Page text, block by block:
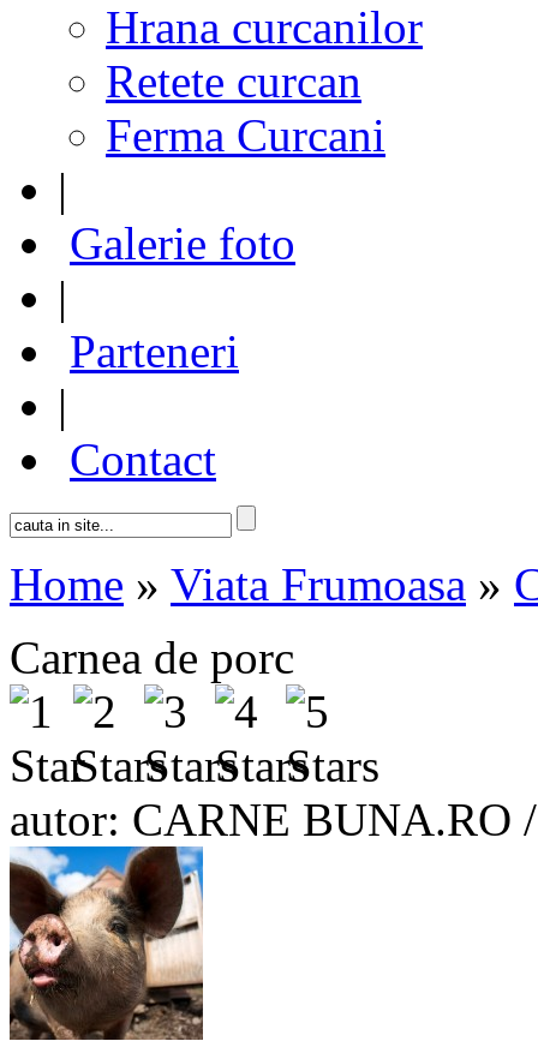
Hrana curcanilor
Retete curcan
Ferma Curcani
|
Galerie foto
|
Parteneri
|
Contact
Home » Viata Frumoasa »
Carnea de porc
autor: CARNE BUNA.RO